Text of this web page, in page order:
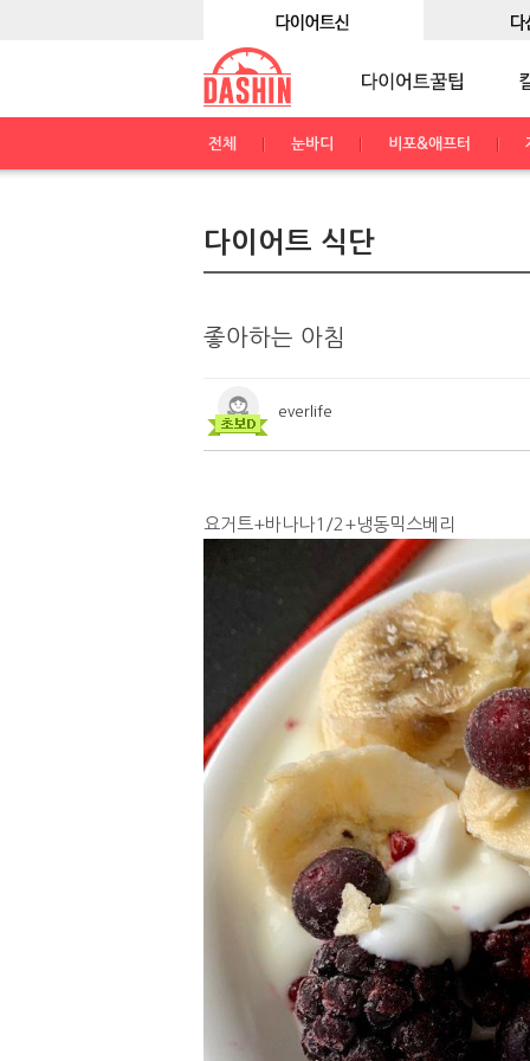
전체 눈바디 비포&애프터
다이어트 식단
좋아하는 아침
everlife
요거트+바나나1/2+냉동믹스베리